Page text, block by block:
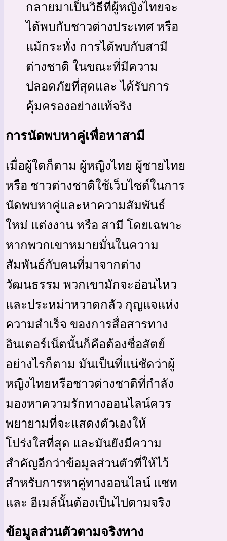
กลายมาเป็นวิธีที่ผู้หญิงไทยจะ
ได้พบกับชาวต่างประเทศ หรือ
แม้กระทั่ง การได้พบกับสามี
ต่างชาติ ในขณะที่มีความ
ปลอดภัยที่สุดและ ได้รับการ
คุ้มครองอย่างแท้จริง
การนัดพบหาคู่เพื่อหาสามี
เมื่อผู้ใดก็ตาม ผู้หญิงไทย ผู้ชายไทย
หรือ ชาวต่างชาติใช้เว็บไซด์ในการ
นัดพบหาคู่และหาความสัมพันธ์
ใหม่ แต่งงาน หรือ สามี โดยเฉพาะ
หากพวกเขาหมายมั่นในความ
สัมพันธ์กับคนที่มาจากต่าง
วัฒนธรรม พวกเขามักจะอ่อนไหว
และประหม่าหวาดกลัว กุญแจแห่ง
ความสำเร็จ ของการสื่อสารทาง
อินเตอร์เน็ตนั้นก็คือต้องซื่อสัตย์
อย่างไรก็ตาม มันเป็นที่แน่ชัดว่าผู้
หญิงไทยหรือชาวต่างชาติที่กำลัง
มองหาความรักทางออนไลน์ควร
พยายามที่จะแสดงตัวเองให้
โปร่งใสที่สุด และมันยังมีความ
สำคัญอีกว่าข้อมูลส่วนตัวที่ให้ไว้
สำหรับการหาคู่ทางออนไลน์ แชท
และ อีเมล์นั้นต้องเป็นไปตามจริง
ข้อมูลส่วนตัวตามจริงทาง